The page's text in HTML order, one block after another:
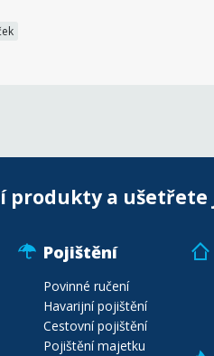
produkty a ušetřete
Pojištění
Povinné ručení
Havarijní pojištění
Cestovní pojištění
Pojištění majetku